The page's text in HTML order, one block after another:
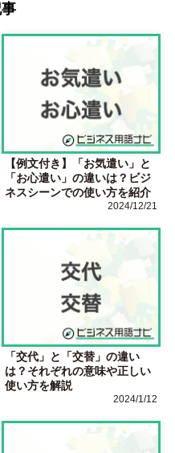
【例文付き】「お気遣い」と
「お心遣い」の違いは？ビジ
ネスシーンでの使い方を紹介
2024/12/21
「交代」と「交替」の違い
は？それぞれの意味や正しい
使い方を解説
2024/1/12